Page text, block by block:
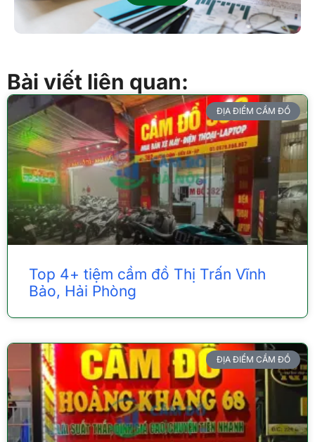
Bài viết liên quan:
ĐỊA ĐIỂM CẦM ĐỒ
Top 4+ tiệm cầm đồ Thị Trấn Vĩnh
Bảo, Hải Phòng
ĐỊA ĐIỂM CẦM ĐỒ